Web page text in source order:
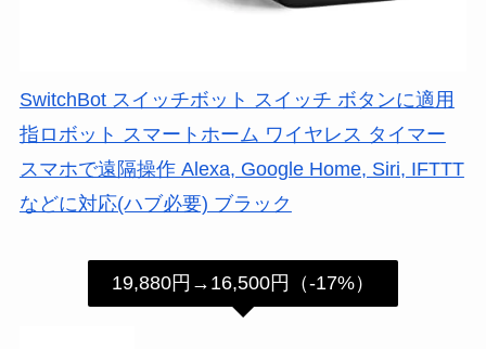
SwitchBot スイッチボット スイッチ ボタンに適用
指ロボット スマートホーム ワイヤレス タイマー
スマホで遠隔操作 Alexa, Google Home, Siri, IFTTT
などに対応(ハブ必要) ブラック
19,880円→16,500円（-17%）